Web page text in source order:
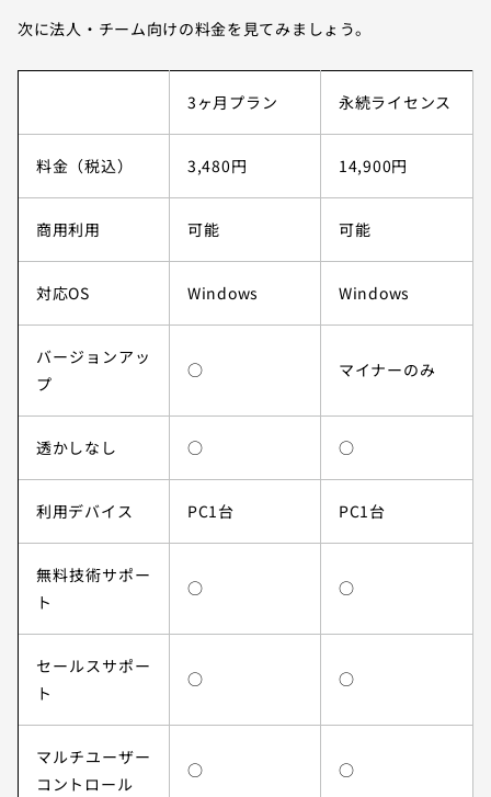
次に法人・チーム向けの料金を見てみましょう。
3ヶ月プラン 永続ライセンス
料金（税込） 3,480円 14,900円
商用利用 可能 可能
対応OS Windows Windows
バージョンアッ
プ
○ マイナーのみ
透かしなし ○ ○
利用デバイス PC1台 PC1台
無料技術サポー
ト
○ ○
セールスサポー
ト
○ ○
マルチユーザー
コントロール
○ ○